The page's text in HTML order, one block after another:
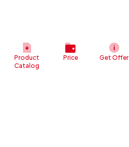
Product
Catalog
Price Get Offer